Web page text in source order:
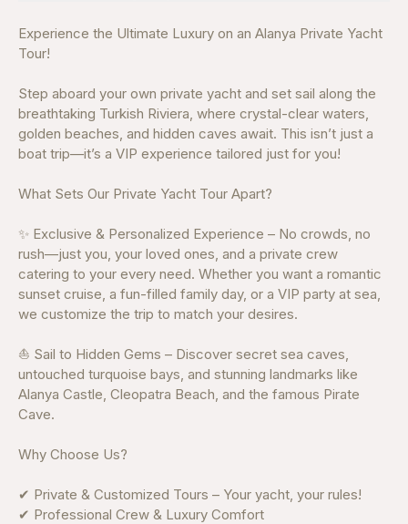
Experience the Ultimate Luxury on an Alanya Private Yacht
Tour!
Step aboard your own private yacht and set sail along the
breathtaking Turkish Riviera, where crystal-clear waters,
golden beaches, and hidden caves await. This isn’t just a
boat trip—it’s a VIP experience tailored just for you!
What Sets Our Private Yacht Tour Apart?
✨ Exclusive & Personalized Experience – No crowds, no
rush—just you, your loved ones, and a private crew
catering to your every need. Whether you want a romantic
sunset cruise, a fun-filled family day, or a VIP party at sea,
we customize the trip to match your desires.
⛵ Sail to Hidden Gems – Discover secret sea caves,
untouched turquoise bays, and stunning landmarks like
Alanya Castle, Cleopatra Beach, and the famous Pirate
Cave.
Why Choose Us?
✔ Private & Customized Tours – Your yacht, your rules!
✔ Professional Crew & Luxury Comfort